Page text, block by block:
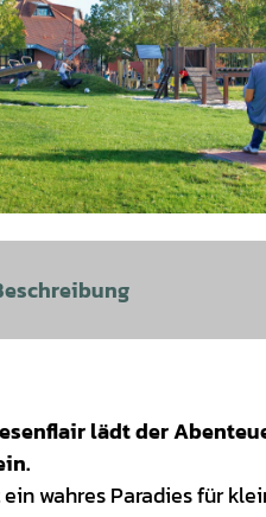
lädt der
wahres Paradies für